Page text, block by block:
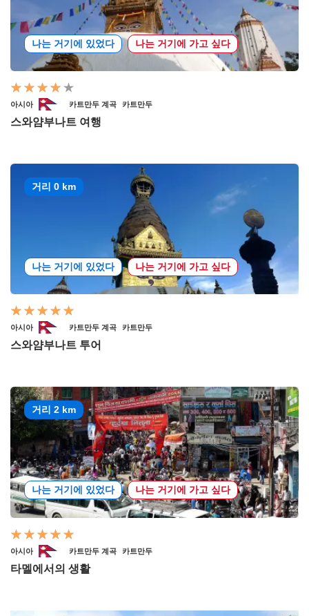
나는 거기에 있었다 나는 거기에 가고 싶다
아시아 카트만두 계곡 카트만두
스와얌부나트 여행
거리 0 km
나는 거기에 있었다 나는 거기에 가고 싶다
아시아 카트만두 계곡 카트만두
스와얌부나트 투어
거리 2 km
나는 거기에 있었다 나는 거기에 가고 싶다
아시아 카트만두 계곡 카트만두
타멜에서의 생활